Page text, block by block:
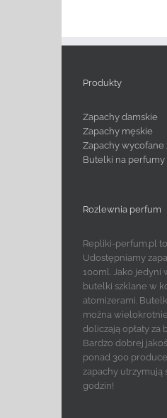
Produkty
Zapachy damskie
Zapachy męskie
Zapachy wycofane
Butelki na perfumy
Rozlewnia perfum
Repliki-perfum.pl
Udostępniamy
100ml. Jako jedyni
butelki szklane w
atomizerami.
można
doliczają opłaty za
Bardzo dobrej
ponad 300
zapachy utrzymują
godzin!